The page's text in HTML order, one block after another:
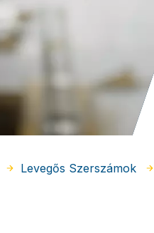
Levegős Szerszámok